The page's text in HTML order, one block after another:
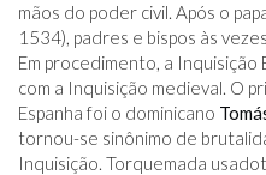
mãos do poder civil. Após o
1534), padres e bispos às
Em procedimento, a Inquisição
com a Inquisição medieval. O
Espanha foi o dominicano
tornou-se sinônimo de
Inquisição. Torquemada